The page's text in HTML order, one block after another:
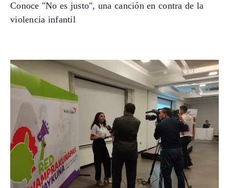
Conoce "No es justo", una canción en contra de la
violencia infantil